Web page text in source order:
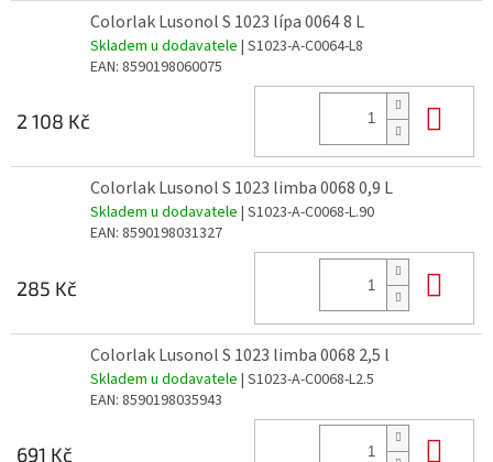
Colorlak Lusonol S 1023 lípa 0064 8 L
Skladem u dodavatele | S1023-A-C0064-L8
EAN: 8590198060075
2 108 Kč
Colorlak Lusonol S 1023 limba 0068 0,9 L
Skladem u dodavatele | S1023-A-C0068-L.90
EAN: 8590198031327
285 Kč
Colorlak Lusonol S 1023 limba 0068 2,5 l
Skladem u dodavatele | S1023-A-C0068-L2.5
EAN: 8590198035943
691 Kč